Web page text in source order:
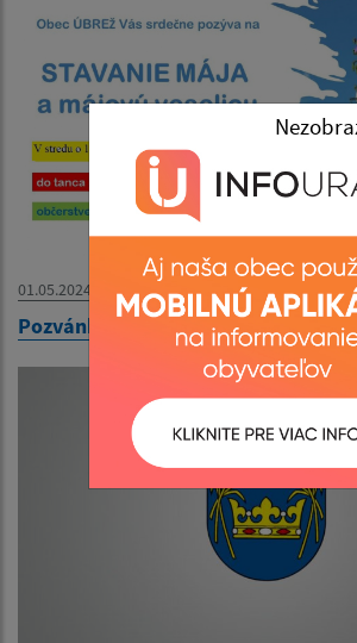
01.05.2024
Pozvánka na stavanie mája a